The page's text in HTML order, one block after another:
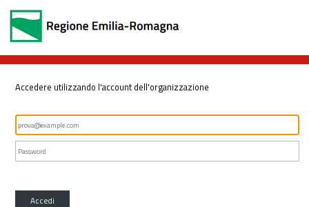
Accedere utilizzando l'account dell'organizzazione
Accedi